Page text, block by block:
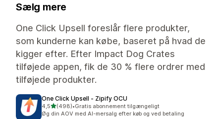
Sælg mere
One Click Upsell foreslår flere produkter,
som kunderne kan købe, baseret på hvad de
kigger efter. Efter Impact Dog Crates
tilføjede appen, fik de 30 % flere ordrer med
tilføjede produkter.
One Click Upsell ‑ Zipify OCU
4,5ud af 5 stjerner
(498)
498 anmeldelser i alt
•Gratis abonnement tilgængeligt
Øg din AOV med AI-mersalg efter køb og ved betaling